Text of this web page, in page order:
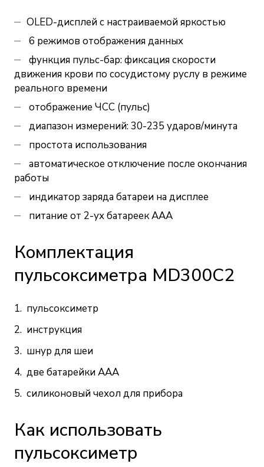
OLED-дисплей с настраиваемой яркостью
6 режимов отображения данных
функция пульс-бар: фиксация скорости
движения крови по сосудистому руслу в режиме
реального времени
отображение ЧСС (пульс)
диапазон измерений: 30-235 ударов/минута
простота использования
автоматическое отключение после окончания
работы
индикатор заряда батареи на дисплее
питание от 2-ух батареек ААА
Комплектация
пульсоксиметра MD300C2
пульсоксиметр
инструкция
шнур для шеи
две батарейки ААА
силиконовый чехол для прибора
Как использовать
пульсоксиметр